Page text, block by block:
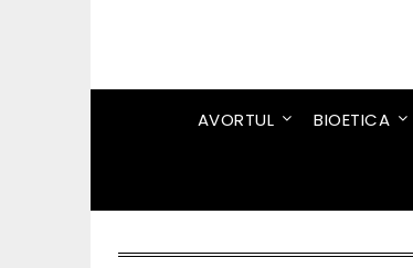
AVORTUL BIOETICA